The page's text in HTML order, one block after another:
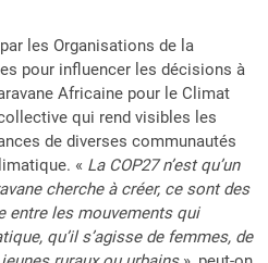
les Organisations de la
pour influencer les décisions à
Africaine pour le Climat
qui rend visibles les
de diverses communautés
« La COP27 n’est qu’un
cherche à créer, ce sont des
entre les mouvements qui
qu’il s’agisse de femmes, de